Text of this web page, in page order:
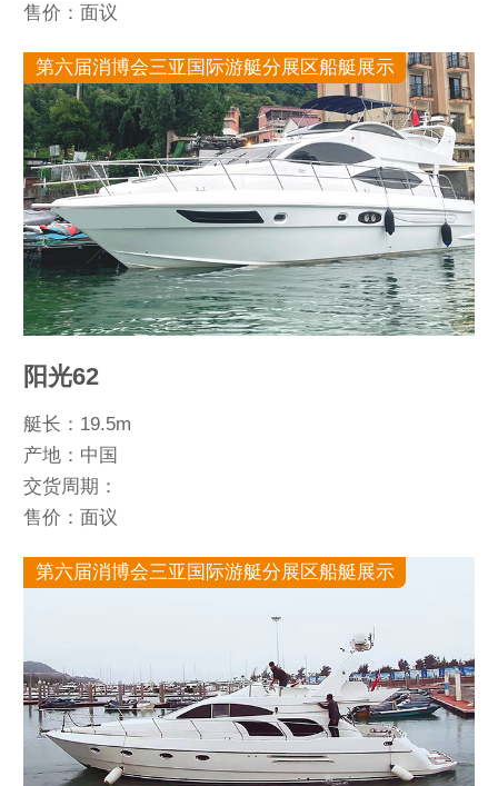
售价：面议
第六届消博会三亚国际游艇分展区船艇展示
阳光62
艇长：19.5m
产地：中国
交货周期：
售价：面议
第六届消博会三亚国际游艇分展区船艇展示